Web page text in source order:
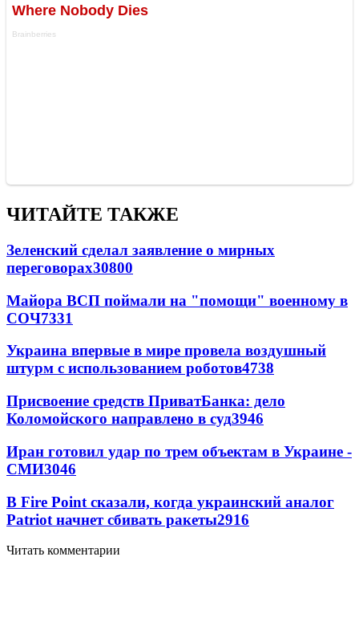
ЧИТАЙТЕ ТАКЖЕ
Зеленский сделал заявление о мирных
переговорах30800
Майора ВСП поймали на "помощи" военному в
СОЧ7331
Украина впервые в мире провела воздушный
штурм с использованием роботов4738
Присвоение средств ПриватБанка: дело
Коломойского направлено в суд3946
Иран готовил удар по трем объектам в Украине -
СМИ3046
В Fire Point сказали, когда украинский аналог
Patriot начнет сбивать ракеты2916
Читать комментарии